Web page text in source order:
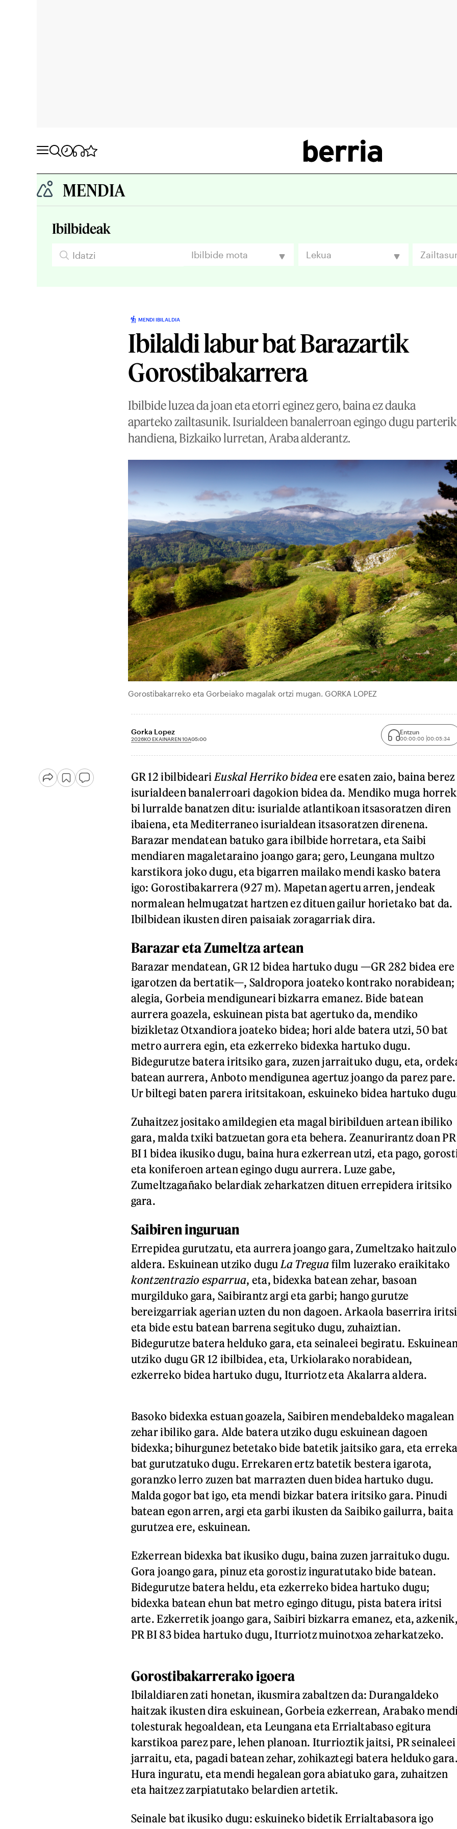
MENDIA
Ibilbideak
Ibilbide mota Lekua
MENDI IBILALDIA
Ibilaldi labur bat Barazartik
Gorostibakarrera
Ibilbide luzea da joan eta etorri eginez gero, baina ez dauka
aparteko zailtasunik. Isurialdeen banalerroan egingo dugu parterik
handiena, Bizkaiko lurretan, Araba alderantz.
Gorostibakarreko eta Gorbeiako magalak ortzi mugan. GORKA LOPEZ
Gorka Lopez
2026KO EKAINAREN 10A05:00
Entzun
00:00:00 00:05:34
GR 12 ibilbideari Euskal Herriko bideaere esaten zaio, baina berez
isurialdeen banalerroari dagokion bidea da. Mendiko muga horrek
bi lurralde banatzen ditu: isurialde atlantikoan itsasoratzen diren
ibaiena, eta Mediterraneo isurialdean itsasoratzen direnena.
Barazar mendatean batuko gara ibilbide horretara, eta Saibi
mendiaren magaletaraino joango gara; gero, Leungana multzo
karstikora joko dugu, eta bigarren mailako mendi kasko batera
igo: Gorostibakarrera (927 m). Mapetan agertu arren, jendeak
normalean helmugatzat hartzen ez dituen gailur horietako bat da.
Ibilbidean ikusten diren paisaiak zoragarriak dira.
Barazar eta Zumeltza artean
Barazar mendatean, GR 12 bidea hartuko dugu —GR 282 bidea ere
igarotzen da bertatik—, Saldropora joateko kontrako norabidean;
alegia, Gorbeia mendiguneari bizkarra emanez. Bide batean
aurrera goazela, eskuinean pista bat agertuko da, mendiko
bizikletaz Otxandiora joateko bidea; hori alde batera utzi, 50 bat
metro aurrera egin, eta ezkerreko bidexka hartuko dugu.
Bidegurutze batera iritsiko gara, zuzen jarraituko dugu, eta,
batean aurrera, Anboto mendigunea agertuz joango da parez pare.
Ur biltegi baten parera iritsitakoan, eskuineko bidea hartuko
Zuhaitzez jositako amildegien eta magal biribilduen artean ibiliko
gara, malda txiki batzuetan gora eta behera. Zeanurirantz doan PR
BI 1 bidea ikusiko dugu, baina hura ezkerrean utzi, eta pago,
eta koniferoen artean egingo dugu aurrera. Luze gabe,
Zumeltzagañako belardiak zeharkatzen dituen errepidera iritsiko
gara.
Saibiren inguruan
Errepidea gurutzatu, eta aurrera joango gara, Zumeltzako haitzulo
aldera. Eskuinean utziko dugu La Tregua film luzerako eraikitako
kontzentrazio esparrua, eta, bidexka batean zehar, basoan
murgilduko gara, Saibirantz argi eta garbi; hango gurutze
bereizgarriak agerian uzten du non dagoen. Arkaola baserrira
eta bide estu batean barrena segituko dugu, zuhaiztian.
Bidegurutze batera helduko gara, eta seinaleei begiratu.
utziko dugu GR 12 ibilbidea, eta, Urkiolarako norabidean,
ezkerreko bidea hartuko dugu, Iturriotz eta Akalarra aldera.
Basoko bidexka estuan goazela, Saibiren mendebaldeko magalean
zehar ibiliko gara. Alde batera utziko dugu eskuinean dagoen
bidexka; bihurgunez betetako bide batetik jaitsiko gara, eta
bat gurutzatuko dugu. Errekaren ertz batetik bestera igarota,
goranzko lerro zuzen bat marrazten duen bidea hartuko dugu.
Malda gogor bat igo, eta mendi bizkar batera iritsiko gara. Pinudi
batean egon arren, argi eta garbi ikusten da Saibiko gailurra, baita
gurutzea ere, eskuinean.
Ezkerrean bidexka bat ikusiko dugu, baina zuzen jarraituko dugu.
Gora joango gara, pinuz eta gorostiz inguratutako bide batean.
Bidegurutze batera heldu, eta ezkerreko bidea hartuko dugu;
bidexka batean ehun bat metro egingo ditugu, pista batera iritsi
arte. Ezkerretik joango gara, Saibiri bizkarra emanez, eta,
PR BI 83 bidea hartuko dugu, Iturriotz muinotxoa zeharkatzeko.
Gorostibakarrerako igoera
Ibilaldiaren zati honetan, ikusmira zabaltzen da: Durangaldeko
haitzak ikusten dira eskuinean, Gorbeia ezkerrean, Arabako
tolesturak hegoaldean, eta Leungana eta Errialtabaso egitura
karstikoa parez pare, lehen planoan. Iturrioztik jaitsi, PR seinaleei
jarraitu, eta, pagadi batean zehar, zohikaztegi batera helduko
Hura inguratu, eta mendi hegalean gora abiatuko gara, zuhaitzen
eta haitzez zarpiatutako belardien artetik.
Seinale bat ikusiko dugu: eskuineko bidetik Errialtabasora igo